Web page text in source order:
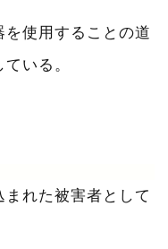
使用することの道
いる。
れた被害者として